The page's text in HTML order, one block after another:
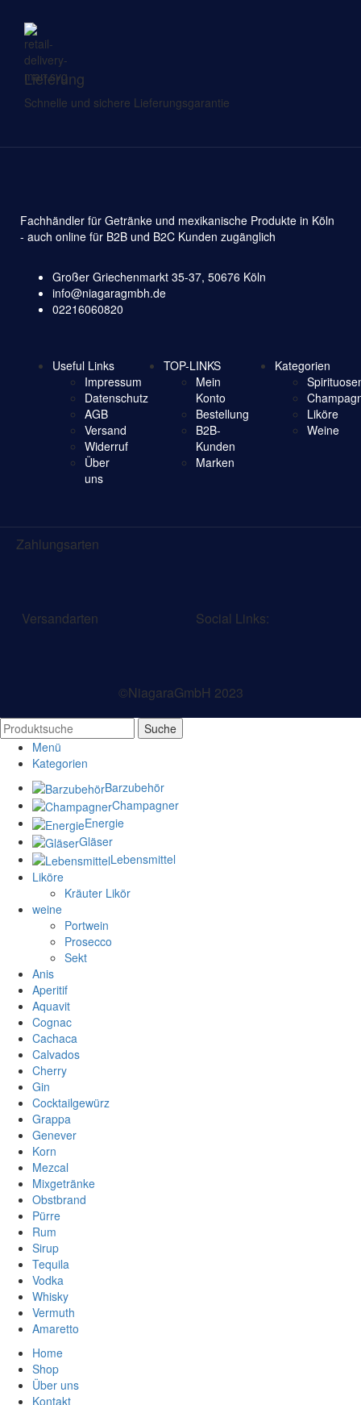
Lieferung
Schnelle und sichere Lieferungsgarantie
Fachhändler für Getränke und mexikanische Produkte in Köln
- auch online für B2B und B2C Kunden zugänglich
Großer Griechenmarkt 35-37, 50676 Köln
info@niagaragmbh.de
02216060820
Useful Links
Impressum
Datenschutz
AGB
Versand
Widerruf
Über
uns
TOP-LINKS
Mein
Konto
Bestellung
B2B-
Kunden
Marken
Kategorien
Liköre
Weine
Zahlungsarten
Versandarten Social Links:
©NiagaraGmbH 2023
Suche
Menü
Kategorien
Barzubehör
Champagner
Energie
Gläser
Lebensmittel
Liköre
Kräuter Likör
weine
Portwein
Prosecco
Sekt
Anis
Aperitif
Aquavit
Cognac
Cachaca
Calvados
Cherry
Gin
Cocktailgewürz
Grappa
Genever
Korn
Mezcal
Mixgetränke
Obstbrand
Pürre
Rum
Sirup
Tequila
Vodka
Whisky
Vermuth
Amaretto
Home
Shop
Über uns
Kontakt